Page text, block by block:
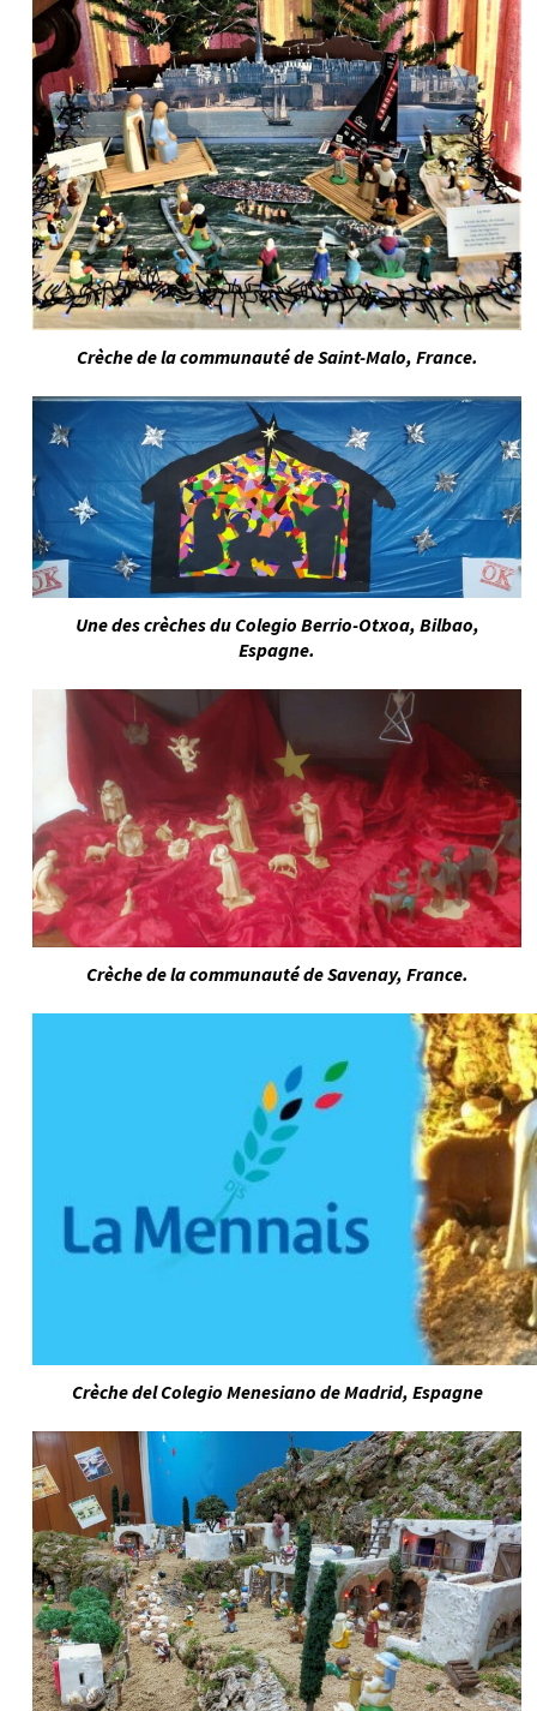
Crèche de la communauté de Saint-Malo, France.
Une des crèches du Colegio Berrio-Otxoa, Bilbao,
Espagne.
Crèche de la communauté de Savenay, France.
Crèche del Colegio Menesiano de Madrid, Espagne